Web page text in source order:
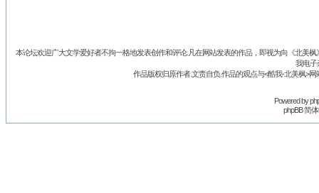
本论坛欢迎广大文学爱好者不拘一格地发表创作和评论.凡在网站发表的作品，即视为向《北美
我电子
作品版权归原作者.文责自负.作品的观点与<酷我-北美枫>
Powered by
phpBB 简